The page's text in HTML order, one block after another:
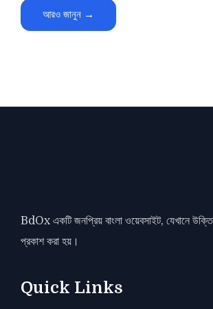
আরও জানুন →
BdOx একটি জনপ্রিয় বাংলা ওয়েবসাইট, যেখানে
প্রকাশ করা হয়।
Quick Links